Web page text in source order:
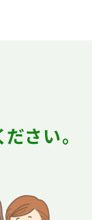
さい。